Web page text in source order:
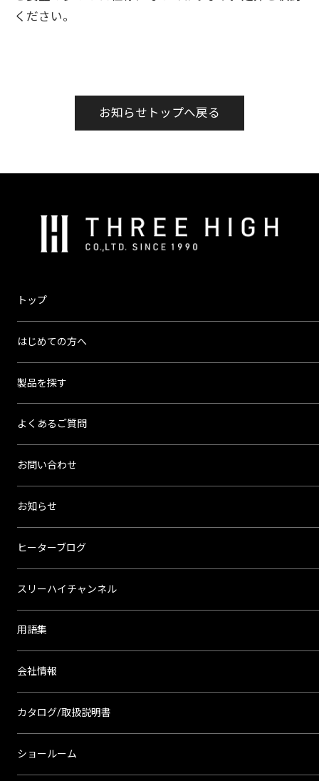
ください。
お知らせトップへ戻る
ス
ハ
イ
トップ
はじめての方へ
製品を探す
よくあるご質問
お問い合わせ
お知らせ
ヒーターブログ
スリーハイチャンネル
用語集
会社情報
カタログ/取扱説明書
ショールーム